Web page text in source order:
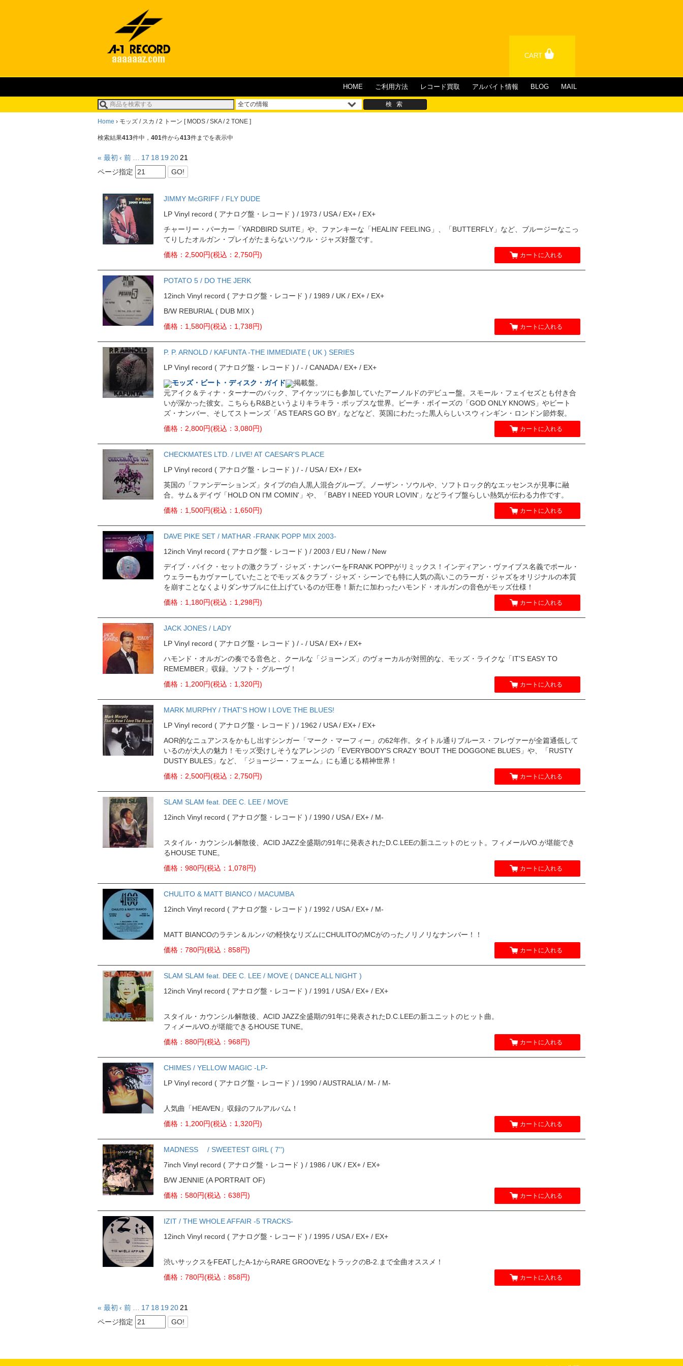
CART
HOME ご利用方法 レコード買取 アルバイト情報 BLOG MAIL
Home › モッズ / スカ / 2 トーン [ MODS / SKA / 2 TONE ]
検索結果413件中， 401件から413件までを表示中
« 最初 ‹ 前 … 17 18 19 2021
ページ指定
GO!
JIMMY McGRIFF / FLY DUDE
LP Vinyl record ( アナログ盤・レコード ) / 1973 / USA / EX+ / EX+
チャーリー・パーカー「YARDBIRD SUITE」や、ファンキーな「HEALIN' FEELING」、「BUTTERFLY」など、ブルージーなこっ
てりしたオルガン・プレイがたまらないソウル・ジャズ好盤です。
価格：2,500円(税込：2,750円)
カートに入れる
POTATO 5 / DO THE JERK
12inch Vinyl record ( アナログ盤・レコード ) / 1989 / UK / EX+ / EX+
B/W REBURIAL ( DUB MIX )
価格：1,580円(税込：1,738円)
カートに入れる
P. P. ARNOLD / KAFUNTA -THE IMMEDIATE ( UK ) SERIES
LP Vinyl record ( アナログ盤・レコード ) / - / CANADA / EX+ / EX+
モッズ・ビート・ディスク・ガイド
掲載盤。
元アイク＆ティナ・ターナーのバック、アイケッツにも参加していたアーノルドのデビュー盤。スモール・フェイセズとも付き合
いが深かった彼女。こちらもR&Bというよりキラキラ・ポップスな世界。ビーチ・ボイーズの「GOD ONLY KNOWS」やビート
ズ・ナンバー、そしてストーンズ「AS TEARS GO BY」などなど、英国にわたった黒人らしいスウィンギン・ロンドン節炸裂。
価格：2,800円(税込：3,080円)
カートに入れる
CHECKMATES LTD. / LIVE! AT CAESAR'S PLACE
LP Vinyl record ( アナログ盤・レコード ) / - / USA / EX+ / EX+
英国の「ファンデーションズ」タイプの白人黒人混合グループ。ノーザン・ソウルや、ソフトロック的なエッセンスが見事に融
合。サム＆デイヴ「HOLD ON I'M COMIN'」や、「BABY I NEED YOUR LOVIN'」などライブ盤らしい熱気が伝わる力作です。
価格：1,500円(税込：1,650円)
カートに入れる
DAVE PIKE SET / MATHAR -FRANK POPP MIX 2003-
12inch Vinyl record ( アナログ盤・レコード ) / 2003 / EU / New / New
デイブ・パイク・セットの激クラブ・ジャズ・ナンバーをFRANK POPPがリミックス！インディアン・ヴァイブス名義でポール・
ウェラーもカヴァーしていたことでモッズ＆クラブ・ジャズ・シーンでも特に人気の高いこのラーガ・ジャズをオリジナルの本質
を崩すことなくよりダンサブルに仕上げているのが圧巻！新たに加わったハモンド・オルガンの音色がモッズ仕様！
価格：1,180円(税込：1,298円)
カートに入れる
JACK JONES / LADY
LP Vinyl record ( アナログ盤・レコード ) / - / USA / EX+ / EX+
ハモンド・オルガンの奏でる音色と、クールな「ジョーンズ」のヴォーカルが対照的な、モッズ・ライクな「IT'S EASY TO
REMEMBER」収録。ソフト・グルーヴ！
価格：1,200円(税込：1,320円)
カートに入れる
MARK MURPHY / THAT'S HOW I LOVE THE BLUES!
LP Vinyl record ( アナログ盤・レコード ) / 1962 / USA / EX+ / EX+
AOR的なニュアンスをかもし出すシンガー「マーク・マーフィー」の62年作。タイトル通りブルース・フレヴァーが全篇通低して
いるのが大人の魅力！モッズ受けしそうなアレンジの「EVERYBODY'S CRAZY 'BOUT THE DOGGONE BLUES」や、「RUSTY
DUSTY BULES」など、「ジョージー・フェーム」にも通じる精神世界！
価格：2,500円(税込：2,750円)
カートに入れる
SLAM SLAM feat. DEE C. LEE / MOVE
12inch Vinyl record ( アナログ盤・レコード ) / 1990 / USA / EX+ / M-
スタイル・カウンシル解散後、ACID JAZZ全盛期の91年に発表されたD.C.LEEの新ユニットのヒット。フィメールVO.が堪能でき
るHOUSE TUNE。
価格：980円(税込：1,078円)
カートに入れる
CHULITO & MATT BIANCO / MACUMBA
12inch Vinyl record ( アナログ盤・レコード ) / 1992 / USA / EX+ / M-
MATT BIANCOのラテン＆ルンバの軽快なリズムにCHULITOのMCがのったノリノリなナンバー！！
価格：780円(税込：858円)
カートに入れる
SLAM SLAM feat. DEE C. LEE / MOVE ( DANCE ALL NIGHT )
12inch Vinyl record ( アナログ盤・レコード ) / 1991 / USA / EX+ / EX+
スタイル・カウンシル解散後、ACID JAZZ全盛期の91年に発表されたD.C.LEEの新ユニットのヒット曲。
フィメールVO.が堪能できるHOUSE TUNE。
価格：880円(税込：968円)
カートに入れる
CHIMES / YELLOW MAGIC -LP-
LP Vinyl record ( アナログ盤・レコード ) / 1990 / AUSTRALIA / M- / M-
人気曲「HEAVEN」収録のフルアルバム！
価格：1,200円(税込：1,320円)
カートに入れる
MADNESS / SWEETEST GIRL ( 7'')
7inch Vinyl record ( アナログ盤・レコード ) / 1986 / UK / EX+ / EX+
B/W JENNIE (A PORTRAIT OF)
価格：580円(税込：638円)
カートに入れる
IZIT / THE WHOLE AFFAIR -5 TRACKS-
12inch Vinyl record ( アナログ盤・レコード ) / 1995 / USA / EX+ / EX+
渋いサックスをFEATしたA-1からRARE GROOVEなトラックのB-2.まで全曲オススメ！
価格：780円(税込：858円)
カートに入れる
« 最初 ‹ 前 … 17 18 19 2021
ページ指定
GO!